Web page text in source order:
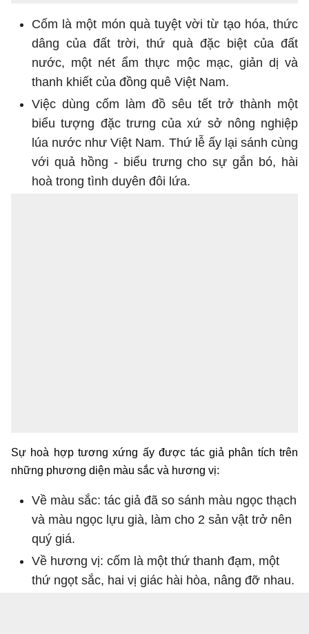
Cốm là một món quà tuyệt vời từ tạo hóa, thức
dâng của đất trời, thứ quà đặc biệt của đất
nước, một nét ẩm thực mộc mạc, giản dị và
thanh khiết của đồng quê Việt Nam.
Việc dùng cốm làm đồ sêu tết trở thành một
biểu tượng đặc trưng của xứ sở nông nghiệp
lúa nước như Việt Nam. Thứ lễ ấy lại sánh cùng
với quả hồng - biểu trưng cho sự gắn bó, hài
hoà trong tình duyên đôi lứa.
Sự hoà hợp tương xứng ấy được tác giả phân tích trên
những phương diện màu sắc và hương vị:
Về màu sắc: tác giả đã so sánh màu ngọc thạch
và màu ngọc lựu già, làm cho 2 sản vật trở nên
quý giá.
Về hương vị: cốm là một thứ thanh đạm, một
thứ ngọt sắc, hai vị giác hài hòa, nâng đỡ nhau.